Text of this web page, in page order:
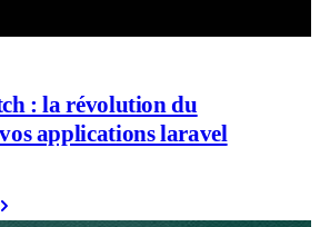
: la révolution du
applications laravel